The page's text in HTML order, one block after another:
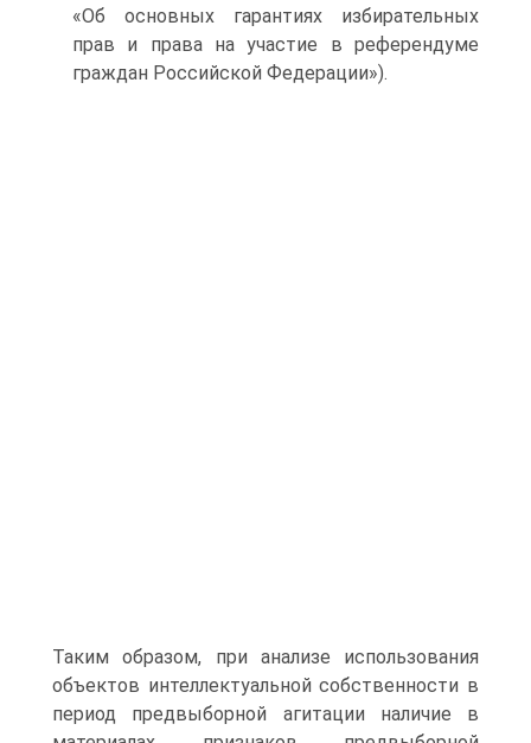
«Об основных гарантиях избирательных
прав и права на участие в референдуме
граждан Российской Федерации»).
Таким образом, при анализе использования
объектов интеллектуальной собственности в
период предвыборной агитации наличие в